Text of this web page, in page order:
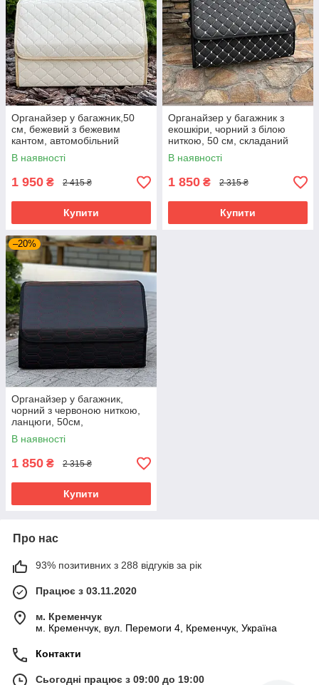
Органайзер у багажник,50
см, бежевий з бежевим
кантом, автомобільний
органайзер в авто
В наявності
1 950 ₴ 2 415 ₴
Купити
Органайзер у багажник з
екошкіри, чорний з білою
ниткою, 50 см, складаний
органайзер у багажник
В наявності
1 850 ₴ 2 315 ₴
Купити
–20%
Органайзер у багажник,
чорний з червоною ниткою,
ланцюги, 50см,
автомобільний органайзер в
авто
В наявності
1 850 ₴ 2 315 ₴
Купити
Про нас
93% позитивних з 288 відгуків за рік
Працює з 03.11.2020
м. Кременчук
м. Кременчук, вул. Перемоги 4, Кременчук, Україна
Контакти
Сьогодні працює з 09:00 до 19:00